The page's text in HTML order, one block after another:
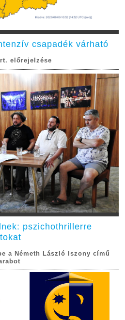
csapadék várható
előrejelzése
pszichothrillerre
a Németh László Iszony című